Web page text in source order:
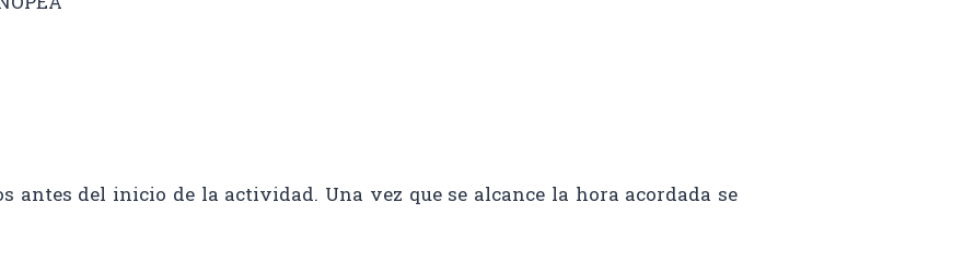
antes del inicio de la actividad. Una vez que se alcance la hora acordada se